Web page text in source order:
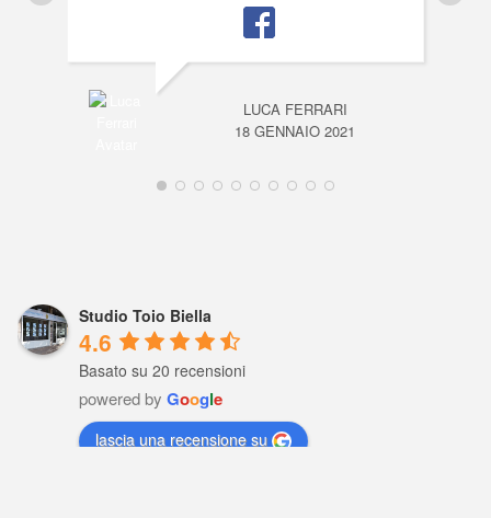
LUCA FERRARI
18 GENNAIO 2021
Studio Toio Biella
4.6
Basato su 20 recensioni
powered by Google
lascia una recensione su